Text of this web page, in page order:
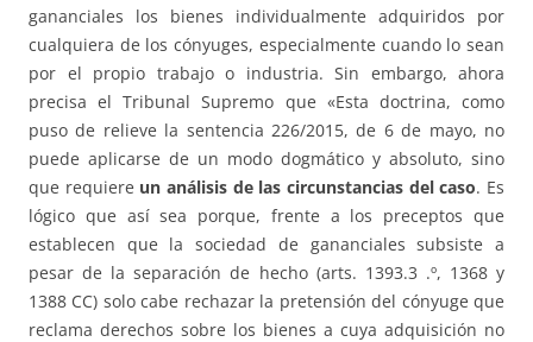
gananciales los bienes individualmente adquiridos por
cualquiera de los cónyuges, especialmente cuando lo sean
por el propio trabajo o industria. Sin embargo, ahora
precisa el Tribunal Supremo que «Esta doctrina, como
puso de relieve la sentencia 226/2015, de 6 de mayo, no
puede aplicarse de un modo dogmático y absoluto, sino
que requiere un análisis de las circunstancias del caso. Es
lógico que así sea porque, frente a los preceptos que
establecen que la sociedad de gananciales subsiste a
pesar de la separación de hecho (arts. 1393.3 .º, 1368 y
1388 CC) solo cabe rechazar la pretensión del cónyuge que
reclama derechos sobre los bienes a cuya adquisición no